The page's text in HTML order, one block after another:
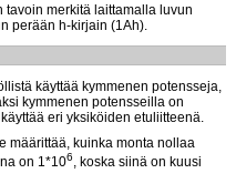
merkitä laittamalla luvun
perään h-kirjain (1Ah).
käyttää kymmenen potensseja,
kymmenen potensseilla on
eri yksiköiden etuliitteenä.
määrittää, kuinka monta nollaa
on 1*106, koska siinä on kuusi